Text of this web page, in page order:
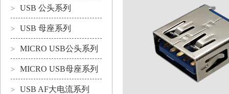
> USB 公头系列
> USB 母座系列
> MICRO USB公头系列
> MICRO USB母座系列
> USB AF大电流系列